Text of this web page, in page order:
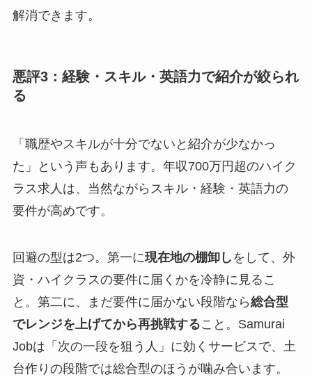
解消できます。
悪評3：経験・スキル・英語力で紹介が絞られ
る
「職歴やスキルが十分でないと紹介が少なかっ
た」という声もあります。年収700万円超のハイク
ラス求人は、当然ながらスキル・経験・英語力の
要件が高めです。
回避の型は2つ。第一に現在地の棚卸し をして、外
資・ハイクラスの要件に届くかを冷静に見るこ
と。第二に、まだ要件に届かない段階なら総合型
でレンジを上げてから再挑戦すること。Samurai
Jobは「次の一段を狙う人」に効くサービスで、土
台作りの段階では総合型のほうが噛み合います。